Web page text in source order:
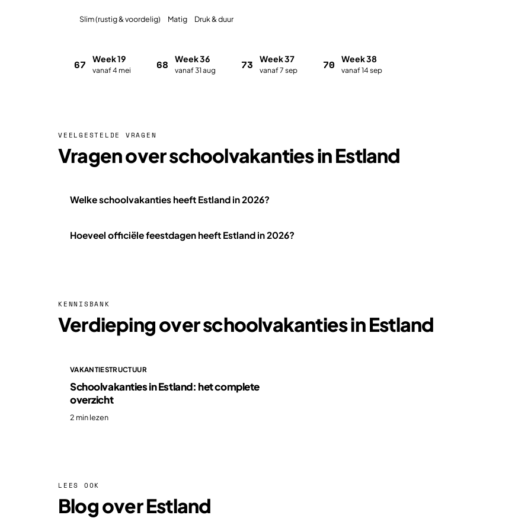
Slim (rustig & voordelig) Matig Druk & duur
67 Week 19
vanaf 4 mei 68 Week 36
vanaf 31 aug 73 Week 37
vanaf 7 sep 70 Week 38
vanaf 14 sep
VEELGESTELDE VRAGEN
Vragen over schoolvakanties in Estland
Welke schoolvakanties heeft Estland in 2026?
Hoeveel officiële feestdagen heeft Estland in 2026?
KENNISBANK
Verdieping over schoolvakanties in Estland
VAKANTIESTRUCTUUR
Schoolvakanties in Estland: het complete
overzicht
2 min lezen
LEES OOK
Blog over Estland